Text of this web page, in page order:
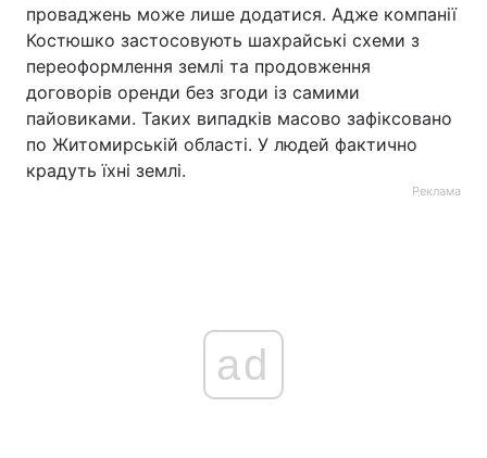
проваджень може лише додатися. Адже компанії
Костюшко застосовують шахрайські схеми з
переоформлення землі та продовження
договорів оренди без згоди із самими
пайовиками. Таких випадків масово зафіксовано
по Житомирській області. У людей фактично
крадуть їхні землі.
Реклама
ad